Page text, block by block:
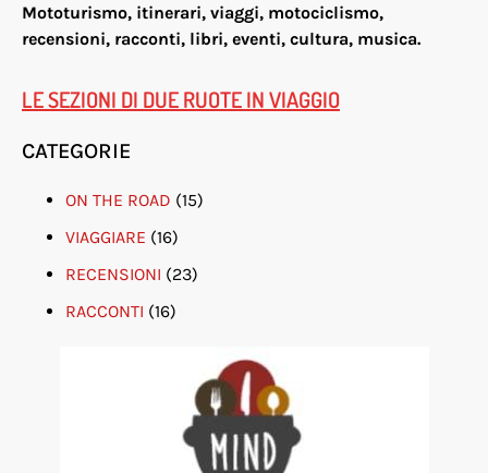
Mototurismo, itinerari, viaggi, motociclismo,
recensioni, racconti, libri, eventi, cultura, musica.
LE SEZIONI DI DUE RUOTE IN VIAGGIO
CATEGORIE
ON THE ROAD (15)
VIAGGIARE (16)
RECENSIONI (23)
RACCONTI (16)